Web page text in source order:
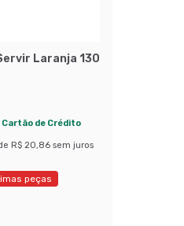
Laranja 130
Cartão de Crédito
R$ 20,86 sem juros
peças